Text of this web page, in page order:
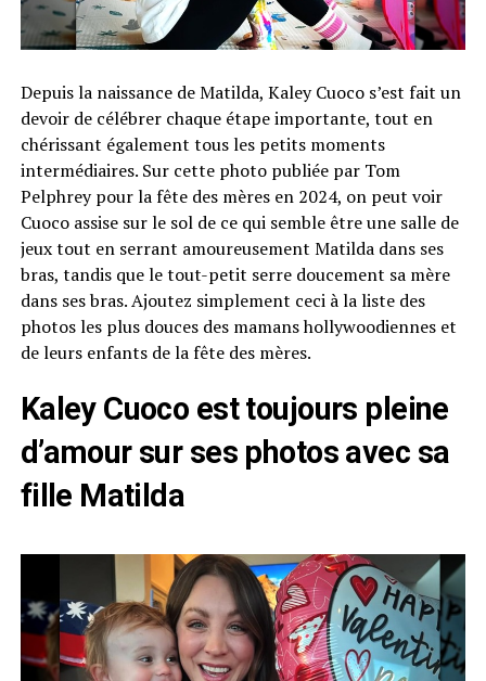
Depuis la naissance de Matilda, Kaley Cuoco s’est fait un
devoir de célébrer chaque étape importante, tout en
chérissant également tous les petits moments
intermédiaires. Sur cette photo publiée par Tom
Pelphrey pour la fête des mères en 2024, on peut voir
Cuoco assise sur le sol de ce qui semble être une salle de
jeux tout en serrant amoureusement Matilda dans ses
bras, tandis que le tout-petit serre doucement sa mère
dans ses bras. Ajoutez simplement ceci à la liste des
photos les plus douces des mamans hollywoodiennes et
de leurs enfants de la fête des mères.
Kaley Cuoco est toujours pleine
d’amour sur ses photos avec sa
fille Matilda